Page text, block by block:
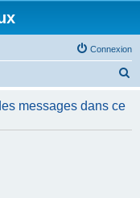
Connexion
h
messages dans ce